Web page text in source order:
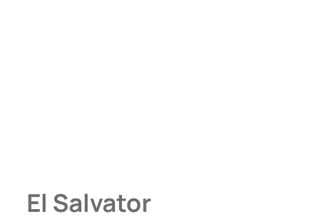
El Salvator